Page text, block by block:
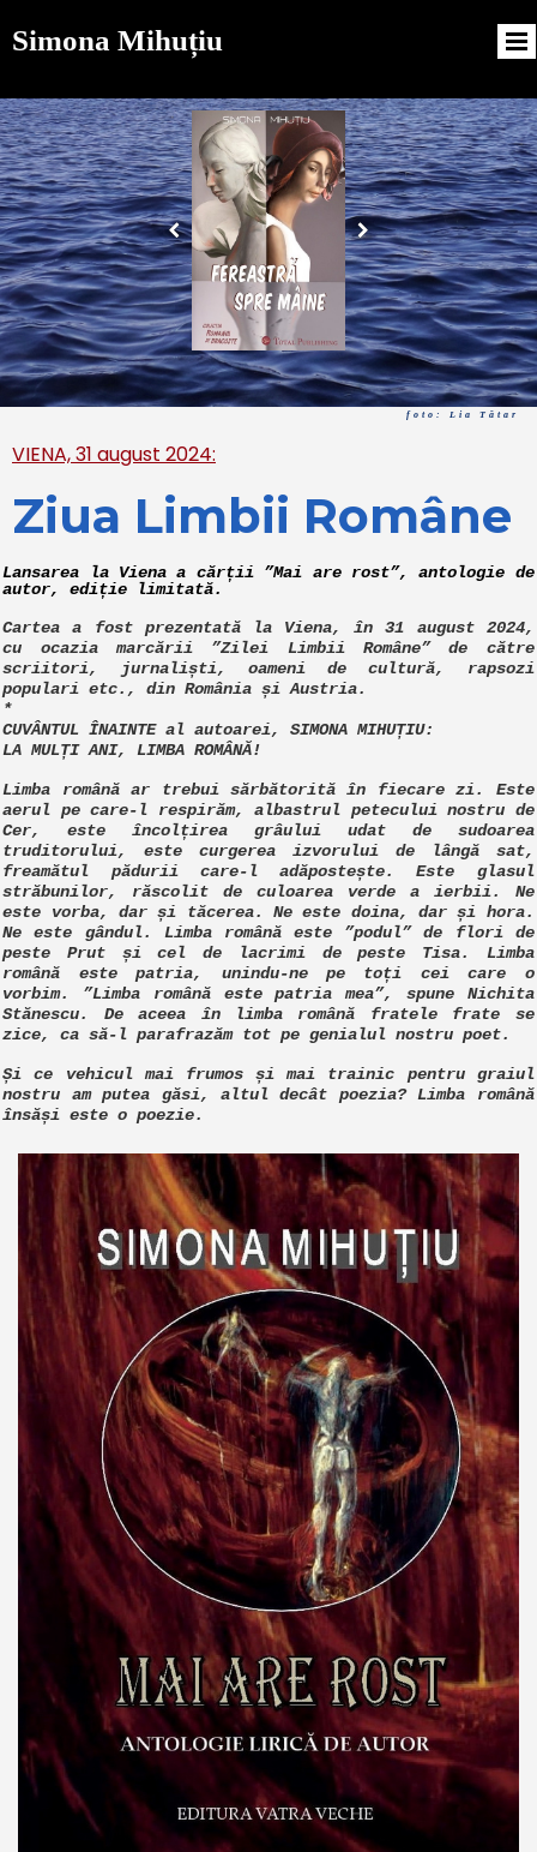
Simona Mihuțiu
foto: Lia Tătar
VIENA, 31 august 2024:
Ziua Limbii Române
Lansarea la Viena a cărții ”Mai are rost”, antologie de
autor, ediție limitată.
Cartea a fost prezentată la Viena, în 31 august 2024,
cu ocazia marcării ”Zilei Limbii Române” de către
scriitori, jurnaliști, oameni de cultură, rapsozi
populari etc., din România și Austria.
*
CUVÂNTUL ÎNAINTE al autoarei, SIMONA MIHUȚIU:
LA MULȚI ANI, LIMBA ROMÂNĂ!
Limba română ar trebui sărbătorită în fiecare zi. Este
aerul pe care-l respirăm, albastrul petecului nostru de
Cer, este încolțirea grâului udat de sudoarea
truditorului, este curgerea izvorului de lângă sat,
freamătul pădurii care-l adăpostește. Este glasul
străbunilor, răscolit de culoarea verde a ierbii. Ne
este vorba, dar și tăcerea. Ne este doina, dar și hora.
Ne este gândul. Limba română este ”podul” de flori de
peste Prut și cel de lacrimi de peste Tisa. Limba
română este patria, unindu-ne pe toți cei care o
vorbim. ”Limba română este patria mea”, spune Nichita
Stănescu. De aceea în limba română fratele frate se
zice, ca să-l parafrazăm tot pe genialul nostru poet.
Și ce vehicul mai frumos și mai trainic pentru graiul
nostru am putea găsi, altul decât poezia? Limba română
însăși este o poezie.